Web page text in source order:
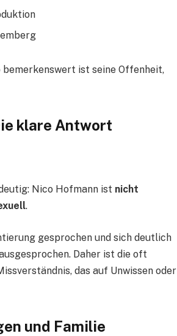
ist seine Offenheit,
klare Antwort
Nico Hofmann ist nicht
.
gesprochen und sich deutlich
Daher ist die oft
das auf Unwissen oder
und Familie